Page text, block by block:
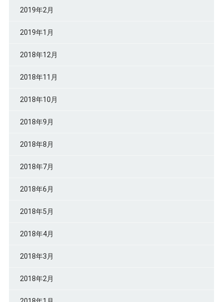
2019年2月
2019年1月
2018年12月
2018年11月
2018年10月
2018年9月
2018年8月
2018年7月
2018年6月
2018年5月
2018年4月
2018年3月
2018年2月